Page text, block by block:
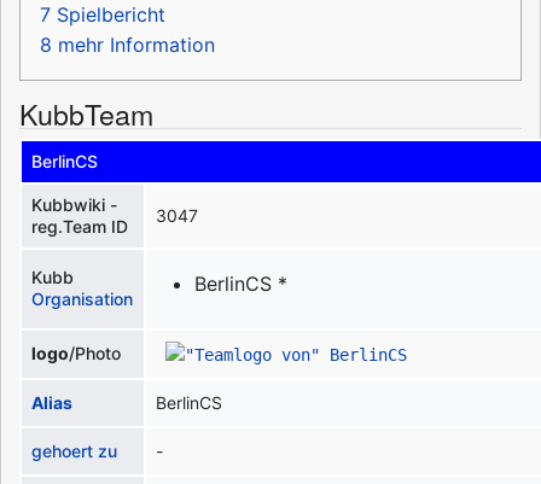
7 Spielbericht
8 mehr Information
KubbTeam
BerlinCS
Kubbwiki -
reg.Team ID
3047
Kubb
Organisation
BerlinCS *
logo/Photo
Alias BerlinCS
gehoert zu -